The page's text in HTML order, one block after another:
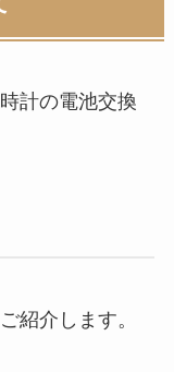
計の電池交換
紹介します。